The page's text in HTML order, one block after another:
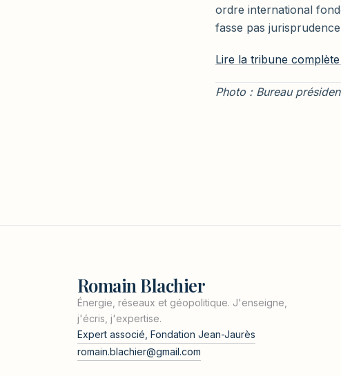
ordre international
fasse pas
Lire la tribune
Photo : Bureau
Romain Blachier
Énergie, réseaux et géopolitique. J'enseigne,
j'écris, j'expertise.
Expert associé, Fondation Jean-Jaurès
romain.blachier@gmail.com